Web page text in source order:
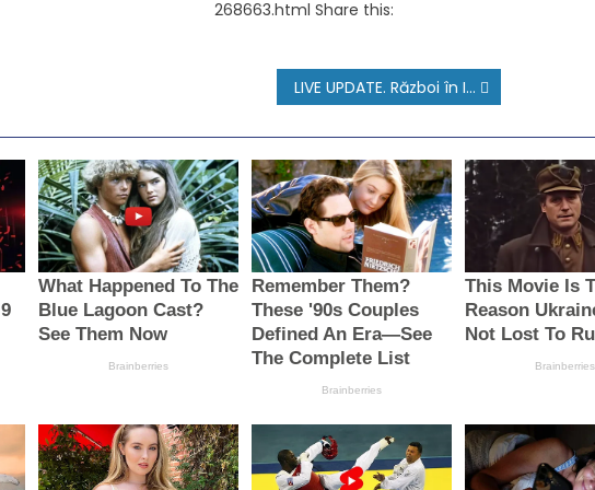
268663.html Share this:
LIVE UPDATE. Război în Israel, ziua 688. Netanyahu spune că Houthi plătesc „un preț foarte mare” pentru atacurile împotriva Israelului